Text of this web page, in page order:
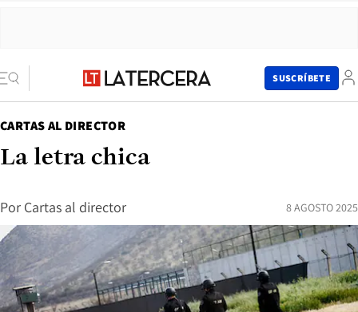
SUSCRÍBETE
CARTAS AL DIRECTOR
La letra chica
Por Cartas al director 8 AGOSTO 2025